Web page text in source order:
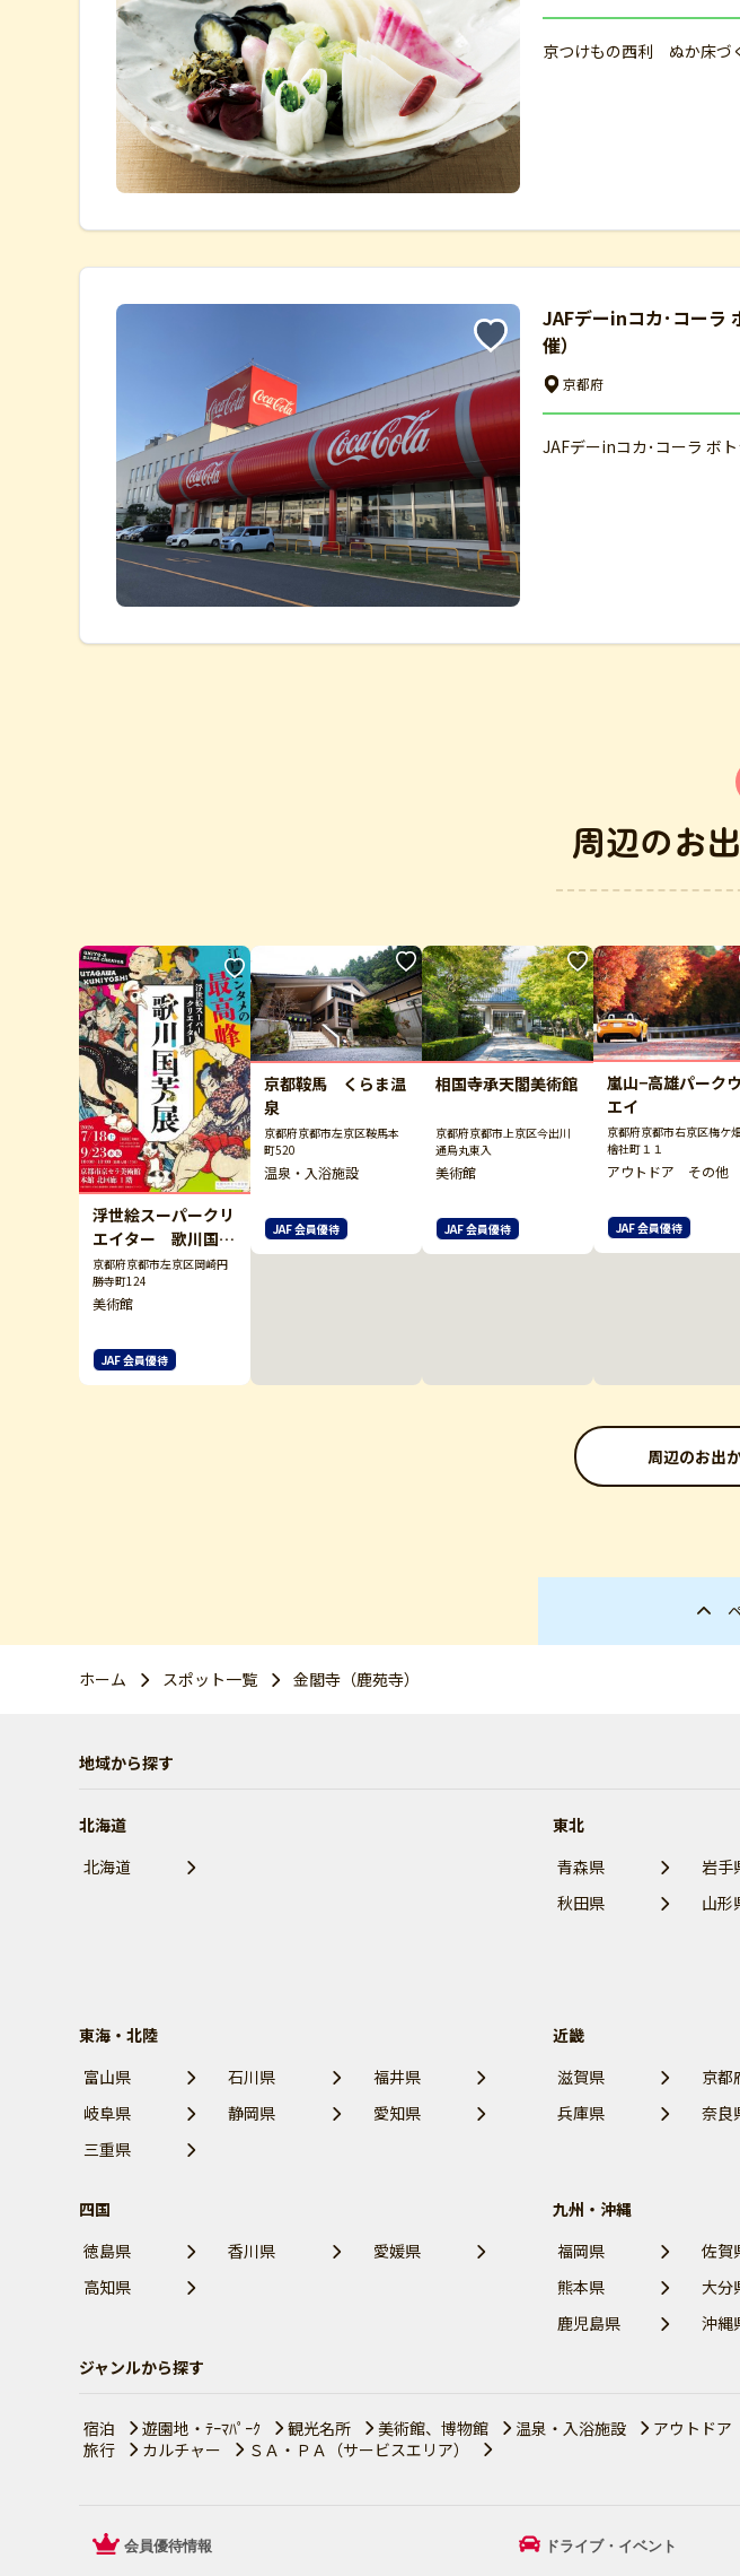
京つけもの西利 ぬか床づ
JAFデーinコカ･コーラ
催）
京都府
JAFデーinコカ･コーラ ボ
周辺のお
浮世絵スーパークリ
エイター 歌川国芳
展（京都市京セラ美
術館）
京都府京都市左京区岡崎円
勝寺町124
美術館
JAF 会員優待
京都鞍馬 くらま温
泉
京都府京都市左京区鞍馬本
町520
温泉・入浴施設
JAF 会員優待
相国寺承天閣美術館
京都府京都市上京区今出川
通烏丸東入
美術館
JAF 会員優待
嵐山−高雄パークウ
エイ
京都府京都市右京区梅ケ
檜社町１１
アウトドア その他
JAF 会員優待
周辺のお出
ホーム スポット一覧 金閣寺（鹿苑寺）
地域から探す
北海道
北海道
東北
青森県
岩手
秋田県
山形
東海・北陸
富山県
石川県
福井県
岐阜県
静岡県
愛知県
三重県
近畿
滋賀県
京都
兵庫県
奈良
四国
徳島県
香川県
愛媛県
高知県
九州・沖縄
福岡県
佐賀
熊本県
大分
鹿児島県
沖縄
ジャンルから探す
宿泊 遊園地・ﾃｰﾏﾊﾟｰｸ 観光名所 美術館、博物館 温泉・入浴施設 アウトドア
旅行
カルチャー ＳＡ・ＰＡ（サービスエリア）
会員優待情報 ドライブ・イベント